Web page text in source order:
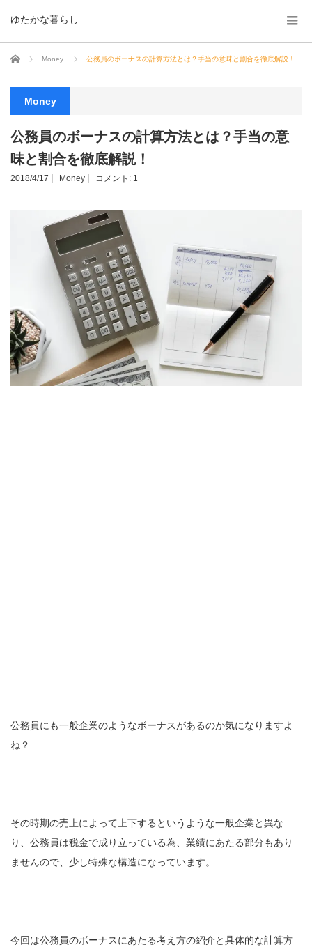
ゆたかな暮らし
ホーム Money 公務員のボーナスの計算方法とは？手当の意味と割合を徹底解説！
Money
公務員のボーナスの計算方法とは？手当の意
味と割合を徹底解説！
2018/4/17 Money コメント: 1
公務員にも一般企業のようなボーナスがあるのか気になりますよ
ね？
その時期の売上によって上下するというような一般企業と異な
り、公務員は税金で成り立っている為、業績にあたる部分もあり
ませんので、少し特殊な構造になっています。
今回は公務員のボーナスにあたる考え方の紹介と具体的な計算方